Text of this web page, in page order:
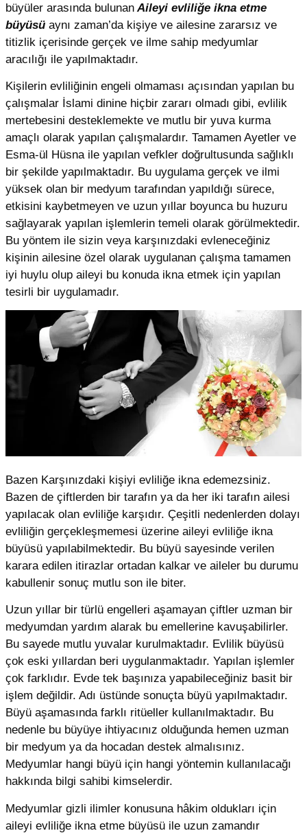
büyüler arasında bulunan Aileyi evliliğe ikna etme
büyüsü aynı zaman’da kişiye ve ailesine zararsız ve
titizlik içerisinde gerçek ve ilme sahip medyumlar
aracılığı ile yapılmaktadır.
Kişilerin evliliğinin engeli olmaması açısından yapılan bu
çalışmalar İslami dinine hiçbir zararı olmadı gibi, evlilik
mertebesini desteklemekte ve mutlu bir yuva kurma
amaçlı olarak yapılan çalışmalardır. Tamamen Ayetler ve
Esma-ül Hüsna ile yapılan vefkler doğrultusunda sağlıklı
bir şekilde yapılmaktadır. Bu uygulama gerçek ve ilmi
yüksek olan bir medyum tarafından yapıldığı sürece,
etkisini kaybetmeyen ve uzun yıllar boyunca bu huzuru
sağlayarak yapılan işlemlerin temeli olarak görülmektedir.
Bu yöntem ile sizin veya karşınızdaki evleneceğiniz
kişinin ailesine özel olarak uygulanan çalışma tamamen
iyi huylu olup aileyi bu konuda ikna etmek için yapılan
tesirli bir uygulamadır.
Bazen Karşınızdaki kişiyi evliliğe ikna edemezsiniz.
Bazen de çiftlerden bir tarafın ya da her iki tarafın ailesi
yapılacak olan evliliğe karşıdır. Çeşitli nedenlerden dolayı
evliliğin gerçekleşmemesi üzerine aileyi evliliğe ikna
büyüsü yapılabilmektedir. Bu büyü sayesinde verilen
karara edilen itirazlar ortadan kalkar ve aileler bu durumu
kabullenir sonuç mutlu son ile biter.
Uzun yıllar bir türlü engelleri aşamayan çiftler uzman bir
medyumdan yardım alarak bu emellerine kavuşabilirler.
Bu sayede mutlu yuvalar kurulmaktadır. Evlilik büyüsü
çok eski yıllardan beri uygulanmaktadır. Yapılan işlemler
çok farklıdır. Evde tek başınıza yapabileceğiniz basit bir
işlem değildir. Adı üstünde sonuçta büyü yapılmaktadır.
Büyü aşamasında farklı ritüeller kullanılmaktadır. Bu
nedenle bu büyüye ihtiyacınız olduğunda hemen uzman
bir medyum ya da hocadan destek almalısınız.
Medyumlar hangi büyü için hangi yöntemin kullanılacağı
hakkında bilgi sahibi kimselerdir.
Medyumlar gizli ilimler konusuna hâkim oldukları için
aileyi evliliğe ikna etme büyüsü ile uzun zamandır